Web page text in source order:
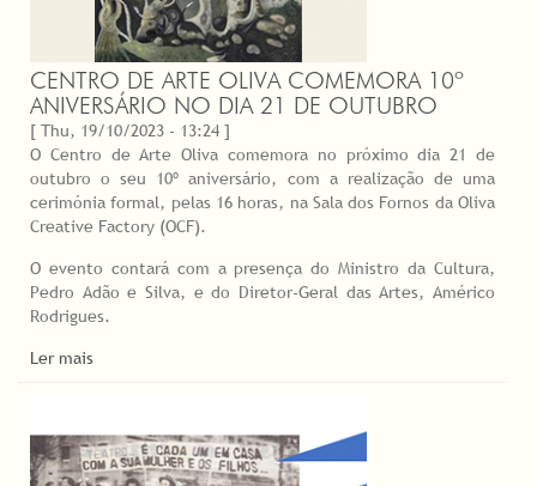
CENTRO DE ARTE OLIVA COMEMORA 10º
ANIVERSÁRIO NO DIA 21 DE OUTUBRO
[ Thu, 19/10/2023 - 13:24 ]
O Centro de Arte Oliva comemora no próximo dia 21 de
outubro o seu 10º aniversário, com a realização de uma
cerimónia formal, pelas 16 horas, na Sala dos Fornos da Oliva
Creative Factory (OCF).
O evento contará com a presença do Ministro da Cultura,
Pedro Adão e Silva, e do Diretor-Geral das Artes, Américo
Rodrigues.
Ler mais